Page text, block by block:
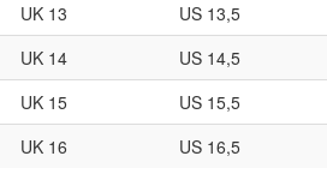
UK 13
US 13,5
UK 14
US 14,5
UK 15
US 15,5
UK 16 US 16,5